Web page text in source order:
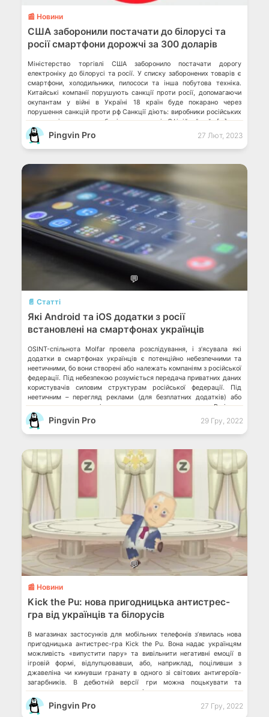
📰 Новини
США заборонили постачати до білорусі та
росії смартфони дорожчі за 300 доларів
Міністерство торгівлі США заборонило постачати дорогу
електроніку до білорусі та росії. У списку заборонених товарів є
смартфони, холодильники, пилососи та інша побутова техніка.
Китайські компанії порушують санкції проти росії, допомагаючи
окупантам у війні в Україні 18 країн буде покарано через
порушення санкцій проти рф Санкції діють: виробники російських
процесорів залишилися без іноземних чипів Офіційний сайт […]
Pingvin Pro 27 Лют, 2023
💬
📄 Статті
Які Android та iOS додатки з росії
встановлені на смартфонах українців
OSINT-спільнота Molfar провела розслідування, і з’ясувала які
додатки в смартфонах українців є потенційно небезпечними та
неетичними, бо вони створені або належать компаніям з російської
федерації. Під небезпекою розуміється передача приватних даних
користувачів силовим структурам російської федерації. Під
неетичним – перегляд реклами (для безплатних додатків) або
пряма оплата послуг під час користування застосунками. В цілому
виходить, […]Pingvin Pro 29 Гру, 2022
💬
📰 Новини
Kick the Pu: нова пригодницька антистрес-
гра від українців та білорусів
В магазинах застосунків для мобільних телефонів з’явилась нова
пригодницька антистрес-гра Kick the Pu. Вона надає українцям
можливість «випустити пару» та вивільнити негативні емоції в
ігровій формі, відлупцювавши, або, наприклад, поціливши з
джавеліна чи кинувши гранату в одного зі світових антигероїв-
загарбників. В дебютній версії гри можна поцькувати та
покепкувати з володимира путіна, олександра лукашенко,
кадирівця або […]
Pingvin Pro 27 Гру, 2022